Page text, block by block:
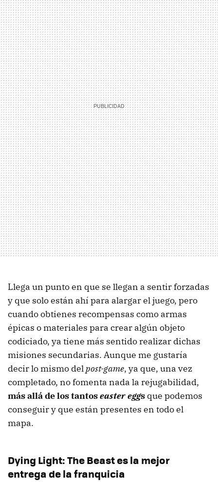
Llega un punto en que se llegan a sentir forzadas
y que solo están ahí para alargar el juego, pero
cuando obtienes recompensas como armas
épicas o materiales para crear algún objeto
codiciado, ya tiene más sentido realizar dichas
misiones secundarias. Aunque me gustaría
decir lo mismo delpost-game, ya que, una vez
completado, no fomenta nada la rejugabilidad,
más allá de los tantoseaster eggs que podemos
conseguir y que están presentes en todo el
mapa.
Dying Light: The Beast es la mejor
entrega de la franquicia